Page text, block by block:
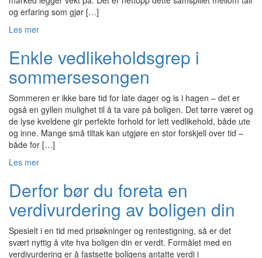
og erfaring som gjør […]
Les mer
Enkle vedlikeholdsgrep i
sommersesongen
Sommeren er ikke bare tid for late dager og is i hagen – det er
også en gyllen mulighet til å ta vare på boligen. Det tørre været og
de lyse kveldene gir perfekte forhold for lett vedlikehold, både ute
og inne. Mange små tiltak kan utgjøre en stor forskjell over tid –
både for […]
Les mer
Derfor bør du foreta en
verdivurdering av boligen din
Spesielt i en tid med prisøkninger og rentestigning, så er det
svært nyttig å vite hva boligen din er verdt. Formålet med en
verdivurdering er å fastsette boligens antatte verdi i